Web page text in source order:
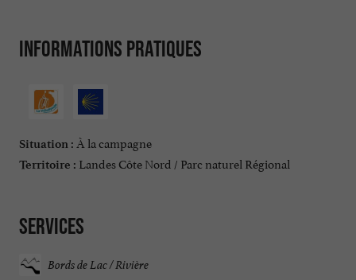
Informations pratiques
Situation : À la campagne
Territoire : Landes Côte Nord / Parc naturel Régional
Services
Bords de Lac / Rivière